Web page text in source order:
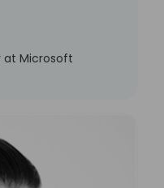
at Microsoft